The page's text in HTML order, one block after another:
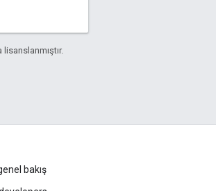
lisanslanmıştır.
bakış